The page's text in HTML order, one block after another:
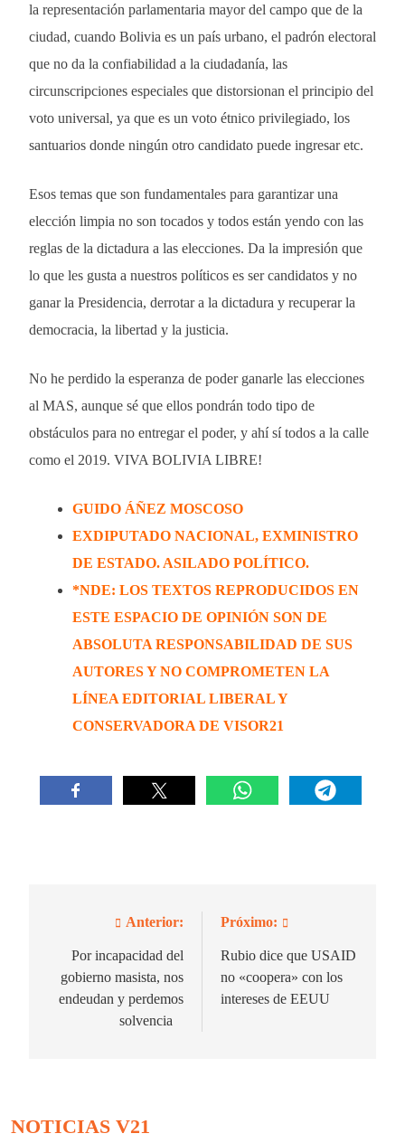
la representación parlamentaria mayor del campo que de la
ciudad, cuando Bolivia es un país urbano, el padrón electoral
que no da la confiabilidad a la ciudadanía, las
circunscripciones especiales que distorsionan el principio del
voto universal, ya que es un voto étnico privilegiado, los
santuarios donde ningún otro candidato puede ingresar etc.
Esos temas que son fundamentales para garantizar una
elección limpia no son tocados y todos están yendo con las
reglas de la dictadura a las elecciones. Da la impresión que
lo que les gusta a nuestros políticos es ser candidatos y no
ganar la Presidencia, derrotar a la dictadura y recuperar la
democracia, la libertad y la justicia.
No he perdido la esperanza de poder ganarle las elecciones
al MAS, aunque sé que ellos pondrán todo tipo de
obstáculos para no entregar el poder, y ahí sí todos a la calle
como el 2019. VIVA BOLIVIA LIBRE!
GUIDO ÁÑEZ MOSCOSO
EXDIPUTADO NACIONAL, EXMINISTRO
DE ESTADO. ASILADO POLÍTICO.
*NDE: LOS TEXTOS REPRODUCIDOS EN
ESTE ESPACIO DE OPINIÓN SON DE
ABSOLUTA RESPONSABILIDAD DE SUS
AUTORES Y NO COMPROMETEN LA
LÍNEA EDITORIAL LIBERAL Y
CONSERVADORA DE VISOR21
Navegación
entradas
Anterior:
Por incapacidad del
gobierno masista, nos
endeudan y perdemos
solvencia
Próximo:
Rubio dice que USAID
no «coopera» con los
intereses de EEUU
NOTICIAS V21